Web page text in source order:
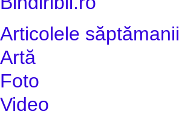
Articolele săptămanii
Artă
Foto
Video